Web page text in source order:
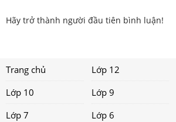
Hãy trở thành người đầu tiên bình luận!
Trang chủ Lớp 12
Lớp 10
Lớp 9
Lớp 7
Lớp 6